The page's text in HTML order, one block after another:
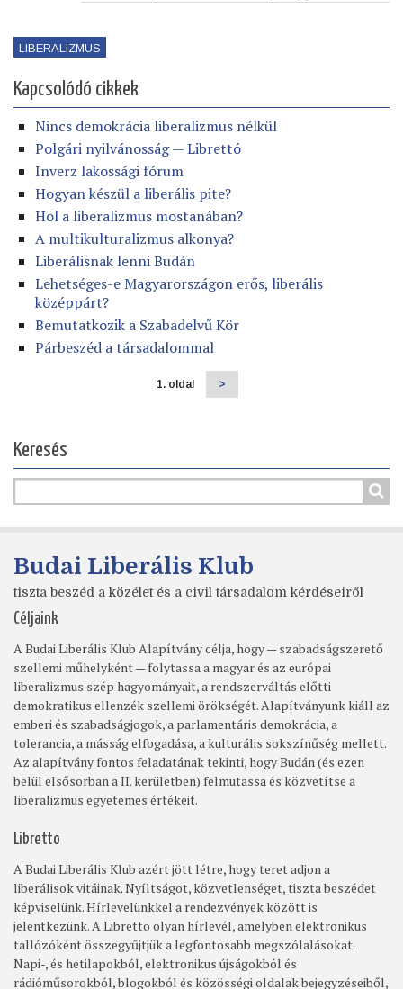
LIBERALIZMUS
Kapcsolódó cikkek
Nincs demokrácia liberalizmus nélkül
Polgári nyilvánosság — Librettó
Inverz lakossági fórum
Hogyan készül a liberális pite?
Hol a liberalizmus mostanában?
A multikulturalizmus alkonya?
Liberálisnak lenni Budán
Lehetséges-e Magyarországon erős, liberális
középpárt?
Bemutatkozik a Szabadelvű Kör
Párbeszéd a társadalommal
1. oldal
Következő
oldal
>
Keresés
Budai Liberális Klub
tiszta beszéd a közélet és a civil társadalom kérdéseiről
Céljaink
A Budai Liberális Klub Alapítvány célja, hogy — szabadságszerető
szellemi műhelyként — folytassa a magyar és az európai
liberalizmus szép hagyományait, a rendszerváltás előtti
demokratikus ellenzék szellemi örökségét. Alapítványunk kiáll az
emberi és szabadságjogok, a parlamentáris demokrácia, a
tolerancia, a másság elfogadása, a kulturális sokszínűség mellett.
Az alapítvány fontos feladatának tekinti, hogy Budán (és ezen
belül elsősorban a II. kerületben) felmutassa és közvetítse a
liberalizmus egyetemes értékeit.
Libretto
A Budai Liberális Klub azért jött létre, hogy teret adjon a
liberálisok vitáinak. Nyíltságot, közvetlenséget, tiszta beszédet
képviselünk. Hírlevelünkkel a rendezvények között is
jelentkezünk. A Libretto olyan hírlevél, amelyben elektronikus
tallózóként összegyűjtjük a legfontosabb megszólalásokat.
Napi-, és hetilapokból, elektronikus újságokból és
rádióműsorokból, blogokból és közösségi oldalak bejegyzéseiből,